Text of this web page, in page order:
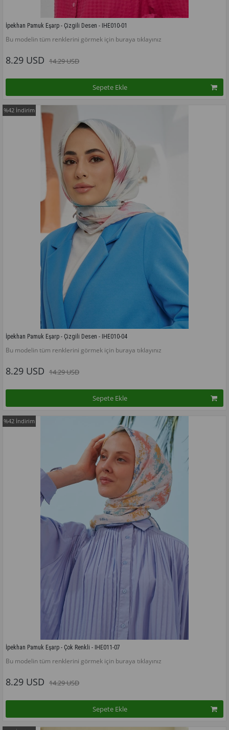
İpekhan Pamuk Eşarp - Çizgili Desen - IHE010-01
Bu modelin tüm renklerini görmek için buraya tıklayınız
8.29 USD 14.29 USD
Sepete Ekle
İpekhan Pamuk Eşarp - Çizgili Desen - IHE010-04
Bu modelin tüm renklerini görmek için buraya tıklayınız
8.29 USD 14.29 USD
Sepete Ekle
%42 İndirim
İpekhan Pamuk Eşarp - Çok Renkli - IHE011-07
Bu modelin tüm renklerini görmek için buraya tıklayınız
8.29 USD 14.29 USD
Sepete Ekle
%42 İndirim